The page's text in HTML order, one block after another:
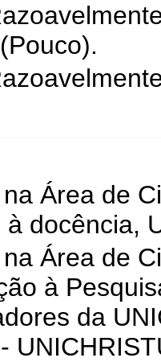
na Área de
à docência,
na Área de
à
da